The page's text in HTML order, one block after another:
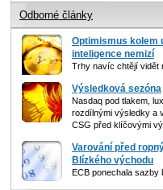
Odborné články
Optimismus kolem
inteligence nemizí
Trhy navíc chtějí vidět
Výsledková sezóna
Nasdaq pod tlakem,
rozdílnými výsledky a
CSG před klíčovými
Varování před
Blízkého východu
ECB ponechala sazby